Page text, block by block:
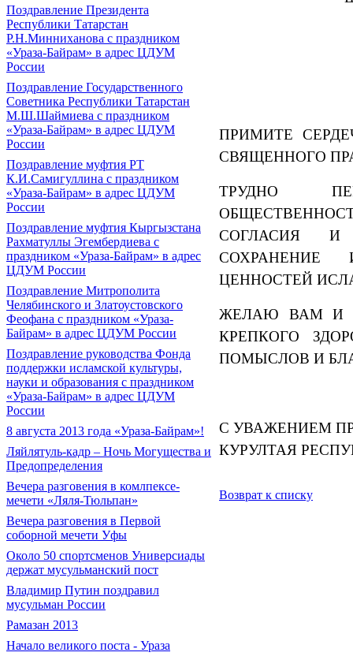
Поздравление Президента
Республики Татарстан
Р.Н.Минниханова с праздником
«Ураза-Байрам» в адрес ЦДУМ
России
Поздравление Государственного
Советника Республики Татарстан
М.Ш.Шаймиева с праздником
«Ураза-Байрам» в адрес ЦДУМ
России
Поздравление муфтия РТ
К.И.Самигуллина с праздником
«Ураза-Байрам» в адрес ЦДУМ
России
Поздравление муфтия Кыргызстана
Рахматуллы Эгембердиева с
праздником «Ураза-Байрам» в адрес
ЦДУМ России
Поздравление Митрополита
Челябинского и Златоустовского
Феофана с праздником «Ураза-
Байрам» в адрес ЦДУМ России
Поздравление руководства Фонда
поддержки исламской культуры,
науки и образования с праздником
«Ураза-Байрам» в адрес ЦДУМ
России
8 августа 2013 года «Ураза-Байрам»!
Ляйлятуль-кадр – Ночь Могущества и
Предопределения
Вечера разговения в комлпексе-
мечети «Ляля-Тюльпан»
Вечера разговения в Первой
соборной мечети Уфы
Около 50 спортсменов Универсиады
держат мусульманский пост
Владимир Путин поздравил
мусульман России
Рамазан 2013
Начало великого поста - Ураза
ПРИМИТЕ
СВЯЩЕННОГО
ТРУДНО
СОГЛАСИЯ И
ЦЕННОСТЕЙ
ЖЕЛАЮ ВАМ И
КРЕПКОГО
ПОМЫСЛОВ И
С УВАЖЕНИЕМ
КУРУЛТАЯ
Возврат к списку